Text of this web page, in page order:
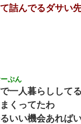
詰んでるダサい
ぷん
一人暮らしして
くってたわ
いい機会あれば